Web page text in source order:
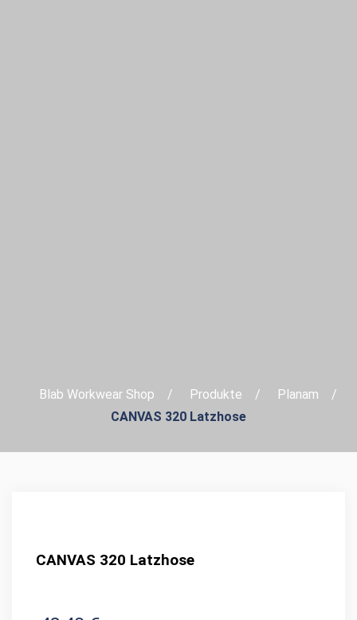
Blab Workwear Shop Produkte
Planam
CANVAS 320 Latzhose
CANVAS 320 Latzhose